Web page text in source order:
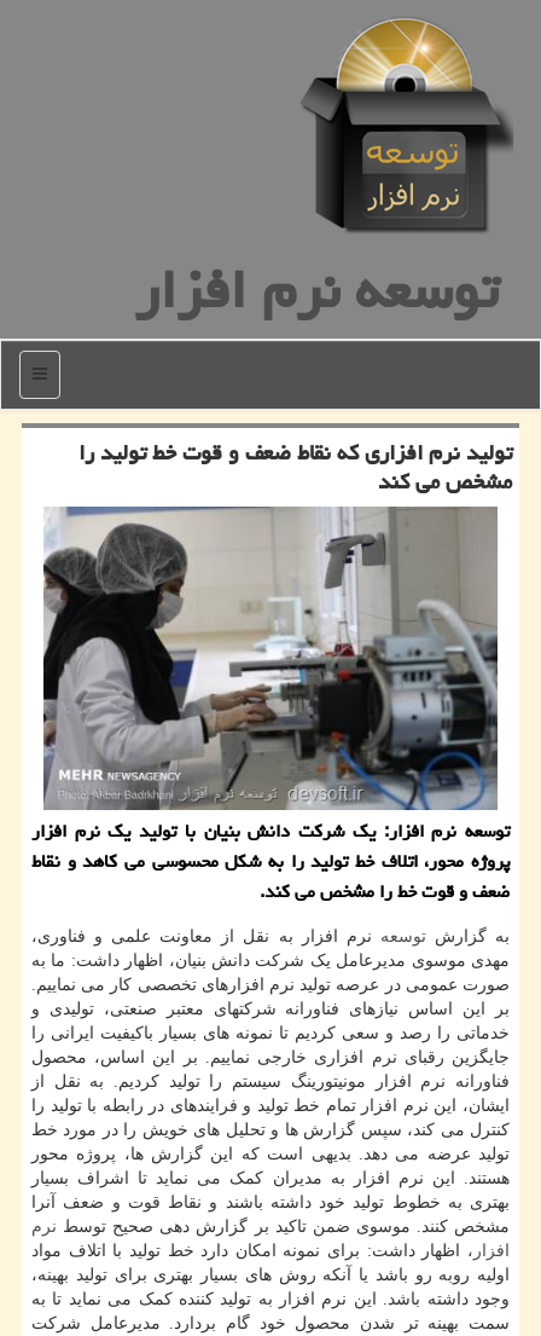
توسعه نرم افزار
منو
تولید نرم افزاری كه نقاط ضعف و قوت خط تولید را
مشخص می كند
توسعه نرم افزار: یک شرکت دانش بنیان با تولید یک نرم افزار
پروژه محور، اتلاف خط تولید را به شکل محسوسی می کاهد و نقاط
ضعف و قوت خط را مشخص می کند.
به گزارشتوسعه نرم افزار به نقل از معاونت علمی و فناوری،
مهدی موسوی مدیرعامل یک شرکت دانش بنیان، اظهار داشت: ما به
صورت عمومی در عرصه تولید نرم افزارهای تخصصی کار می نماییم.
بر این اساس نیازهای فناورانه شرکتهای معتبر صنعتی، تولیدی و
خدماتی را رصد و سعی کردیم تا نمونه های بسیار باکیفیت ایرانی را
جایگزین رقبای نرم افزاری خارجی نماییم. بر این اساس، محصول
فناورانه نرم افزار مونیتورینگ سیستم را تولید کردیم. به نقل از
ایشان، این نرم افزار تمام خط تولید و فرایندهای در رابطه با تولید را
کنترل می ‎کند، سپس گزارش ها و تحلیل های خویش را در مورد خط
تولید عرضه می دهد. بدیهی است که این گزارش ها، پروژه محور
هستند. این نرم افزار به مدیران کمک می نماید تا اشراف بسیار
بهتری به خطوط تولید خود داشته باشند و نقاط قوت و ضعف آنرا
مشخص کنند. موسوی ضمن تاکید بر گزارش دهی صحیح توسط نرم
افزار ، اظهار داشت: برای نمونه امکان دارد خط تولید با اتلاف مواد
اولیه روبه رو باشد یا آنکه روش های بسیار بهتری برای تولید بهینه،
وجود داشته باشد. این نرم افزار به تولید کننده کمک می نماید تا به
سمت بهینه تر شدن محصول خود گام بردارد. مدیرعامل شرکت